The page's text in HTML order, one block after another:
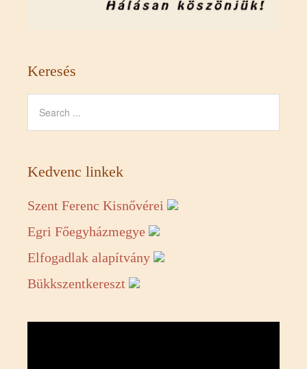
Keresés
Kedvenc linkek
Szent Ferenc Kisnővérei
Egri Főegyházmegye
Elfogadlak alapítvány
Bükkszentkereszt